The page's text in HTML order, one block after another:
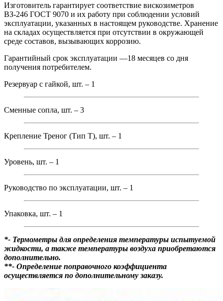
Изготовитель гарантирует соответствие вискозиметров
ВЗ-246 ГОСТ 9070 и их работу при соблюдении условий
эксплуатации, указанных в настоящем руководстве. Хранение
на складах осуществляется при отсутствии в окружающей
среде составов, вызывающих коррозию.
Гарантийный срок эксплуатации —18 месяцев со дня
получения потребителем.
Резервуар с гайкой, шт. – 1
Сменные сопла, шт. – 3
Крепление Треног (Тип Т), шт. – 1
Уровень, шт. – 1
Руководство по эксплуатации, шт. – 1
Упаковка, шт. – 1
*- Термометры для определения температуры испытуемой
жидкости, а также температуры воздуха приобретаются
дополнительно.
**- Определение поправочного коэффициента
осуществляется по дополнительному заказу.